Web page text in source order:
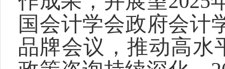
国会计学会政府会计
品牌会议，推动高水